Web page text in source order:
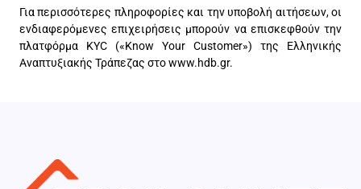
Για περισσότερες πληροφορίες και την υποβολή αιτήσεων, οι
ενδιαφερόμενες επιχειρήσεις μπορούν να επισκεφθούν την
πλατφόρμα KYC («Know Your Customer») της Ελληνικής
Αναπτυξιακής Τράπεζας στο www.hdb.gr.